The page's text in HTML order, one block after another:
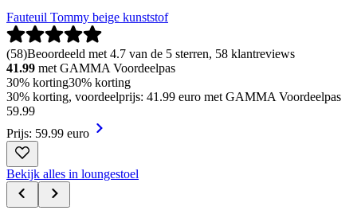
Fauteuil Tommy beige kunststof
(58)Beoordeeld met 4.7 van de 5 sterren, 58 klantreviews
41.99 met GAMMA Voordeelpas
30% korting30% korting
30% korting, voordeelprijs: 41.99 euro met GAMMA Voordeelpas
59.99
Prijs: 59.99 euro
Bekijk alles in loungestoel